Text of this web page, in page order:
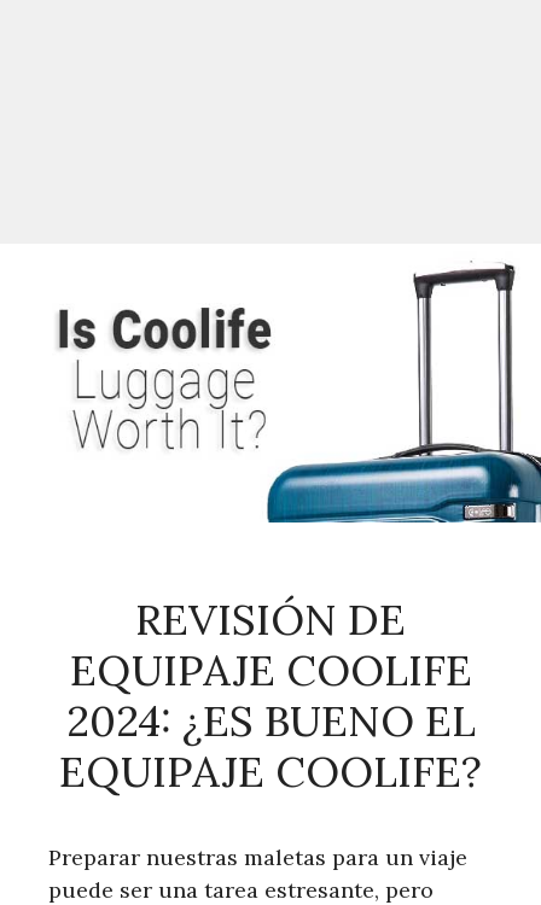
REVISIÓN DE
EQUIPAJE COOLIFE
2024: ¿ES BUENO EL
EQUIPAJE COOLIFE?
Preparar nuestras maletas para un viaje
puede ser una tarea estresante, pero